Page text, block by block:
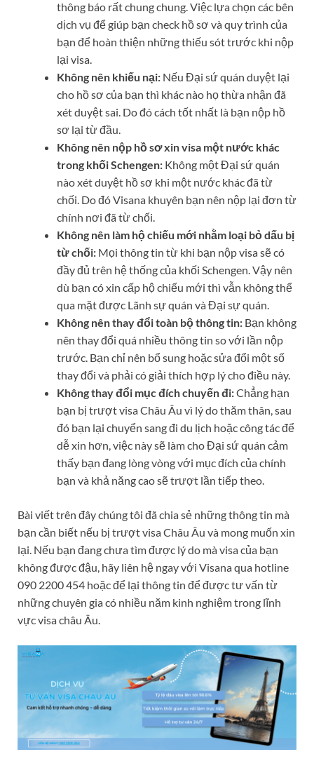
thông báo rất chung chung. Việc lựa chọn các bên
dịch vụ để giúp bạn check hồ sơ và quy trình của
bạn để hoàn thiện những thiếu sót trước khi nộp
lại visa.
Không nên khiếu nại: Nếu Đại sứ quán duyệt lại
cho hồ sơ của bạn thì khác nào họ thừa nhận đã
xét duyệt sai. Do đó cách tốt nhất là bạn nộp hồ
sơ lại từ đầu.
Không nên nộp hồ sơ xin visa một nước khác
trong khối Schengen: Không một Đại sứ quán
nào xét duyệt hồ sơ khi một nước khác đã từ
chối. Do đó Visana khuyên bạn nên nộp lại đơn từ
chính nơi đã từ chối.
Không nên làm hộ chiếu mới nhằm loại bỏ dấu bị
từ chối: Mọi thông tin từ khi bạn nộp visa sẽ có
đầy đủ trên hệ thống của khối Schengen. Vậy nên
dù bạn có xin cấp hộ chiếu mới thì vẫn không thể
qua mặt được Lãnh sự quán và Đại sự quán.
Không nên thay đổi toàn bộ thông tin: Bạn không
nên thay đổi quá nhiều thông tin so với lần nộp
trước. Bạn chỉ nên bổ sung hoặc sửa đổi một số
thay đổi và phải có giải thích hợp lý cho điều này.
Không thay đổi mục đích chuyến đi:Chẳng hạn
bạn bị trượt visa Châu Âu vì lý do thăm thân, sau
đó bạn lại chuyển sang đi du lịch hoặc công tác để
dễ xin hơn, việc này sẽ làm cho Đại sứ quán cảm
thấy bạn đang lòng vòng với mục đích của chính
bạn và khả năng cao sẽ trượt lần tiếp theo.
Bài viết trên đây chúng tôi đã chia sẻ những thông tin mà
bạn cần biết nếu bị trượt visa Châu Âu và mong muốn xin
lại. Nếu bạn đang chưa tìm được lý do mà visa của bạn
không được đậu, hãy liên hệ ngay với Visana qua hotline
090 2200 454 hoặc để lại thông tin để được tư vấn từ
những chuyên gia có nhiều năm kinh nghiệm trong lĩnh
vực visa châu Âu.